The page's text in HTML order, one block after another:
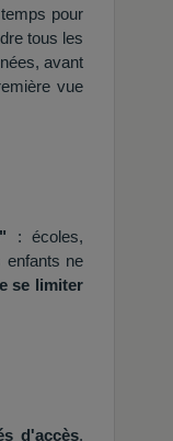
pour
tous les
avant
vue
: écoles,
enfants ne
se limiter
d'accès.